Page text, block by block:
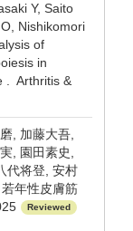
Y, Saito
Nishikomori
of
in
. Arthritis &
, 加藤大吾,
, 園田素史,
代将登, 安村
年性皮膚筋
Reviewed